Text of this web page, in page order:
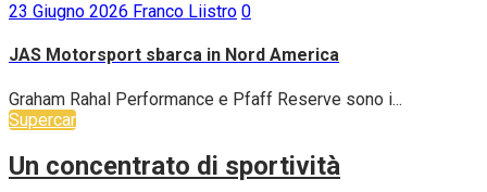
23 Giugno 2026 Franco Liistro 0
JAS Motorsport sbarca in Nord America
Graham Rahal Performance e Pfaff Reserve sono i...
Supercar
Un concentrato di sportività